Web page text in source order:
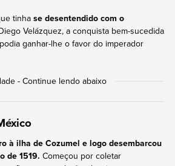
tinha se desentendido com o
Velázquez, a conquista bem-sucedida
ganhar-lhe o favor do imperador
à ilha de Cozumel e logo desembarcou
de 1519. Começou por coletar